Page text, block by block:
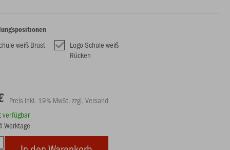
weiß Brust
Logo Schule weiß
Rücken
Preis inkl. 19% MwSt. zzgl. Versand
verfügbar
Werktage